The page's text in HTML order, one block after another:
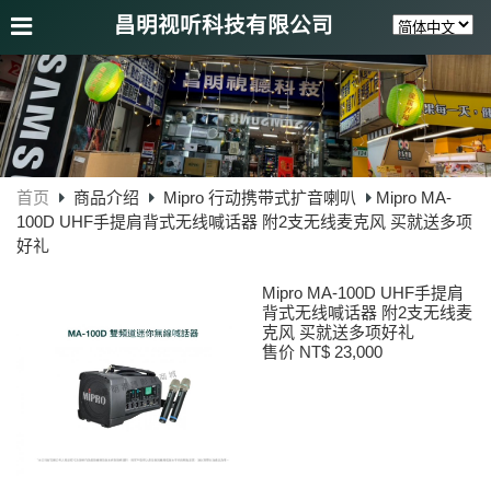
昌明视听科技有限公司
首页 商品介绍 Mipro 行动携带式扩音喇叭
Mipro MA-
100D UHF手提肩背式无线喊话器 附2支无线麦克风 买就送多项
好礼
Mipro MA-100D UHF手提肩
背式无线喊话器 附2支无线麦
克风 买就送多项好礼
售价 NT$ 23,000